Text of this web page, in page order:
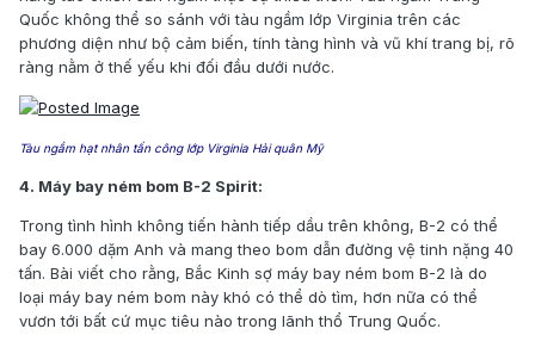
Quốc không thể so sánh với tàu ngầm lớp Virginia trên các
phương diện như bộ cảm biến, tính tàng hình và vũ khí trang bị, rõ
ràng nằm ở thế yếu khi đối đầu dưới nước.
Tàu ngầm hạt nhân tấn công lớp Virginia Hải quân Mỹ
4. Máy bay ném bom B-2 Spirit:
Trong tình hình không tiến hành tiếp dầu trên không, B-2 có thể
bay 6.000 dặm Anh và mang theo bom dẫn đường vệ tinh nặng 40
tấn. Bài viết cho rằng, Bắc Kinh sợ máy bay ném bom B-2 là do
loại máy bay ném bom này khó có thể dò tìm, hơn nữa có thể
vươn tới bất cứ mục tiêu nào trong lãnh thổ Trung Quốc.